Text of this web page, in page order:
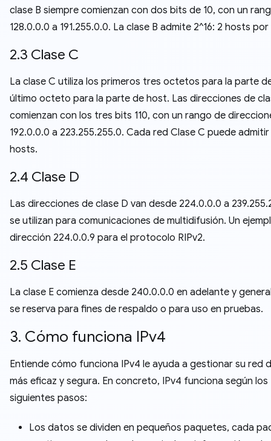
clase B siempre comienzan con dos bits de 10, con un
128.0.0.0 a 191.255.0.0. La clase B admite 2^16: 2 hosts
2.3 Clase C
La clase C utiliza los primeros tres octetos para la parte
último octeto para la parte de host. Las direcciones de
comienzan con los tres bits 110, con un rango de
192.0.0.0 a 223.255.255.0. Cada red Clase C puede
hosts.
2.4 Clase D
Las direcciones de clase D van desde 224.0.0.0 a
se utilizan para comunicaciones de multidifusión. Un
dirección 224.0.0.9 para el protocolo RIPv2.
2.5 Clase E
La clase E comienza desde 240.0.0.0 en adelante y
se reserva para fines de respaldo o para uso en pruebas.
3. Cómo funciona IPv4
Entiende cómo funciona IPv4 le ayuda a gestionar su red
más eficaz y segura. En concreto, IPv4 funciona según los
siguientes pasos:
Los datos se dividen en pequeños paquetes, cada